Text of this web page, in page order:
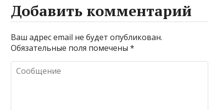
Добавить комментарий
Ваш адрес email не будет опубликован.
Обязательные поля помечены*